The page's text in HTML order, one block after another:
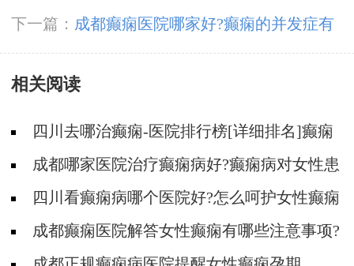
百年华诞同筑梦·医者担当践初心，致敬最美医
者
下一篇： 成都癫痫医院哪家好?癫痫的并发症有
哪些呢?
相关阅读
四川去哪治癫痫-医院排行榜[详细排名]癫痫
对女性的危害有哪些?
成都哪家医院治疗癫痫病好?癫痫病对女性患
者有什么危害?
四川看癫痫病哪个医院好?怎么呵护女性癫痫
患者的健康?
成都癫痫医院解答女性癫痫有哪些注意事项?